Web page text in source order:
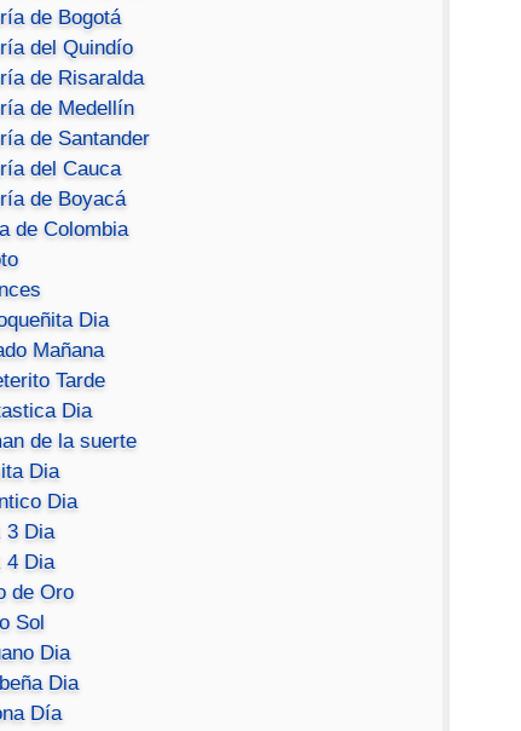
de Bogotá
del Quindío
de Risaralda
de Medellín
de Santander
del Cauca
de Boyacá
de Colombia
Dia
Mañana
Tarde
Dia
de la suerte
Dia
Dia
3 Dia
4 Dia
de Oro
Sol
Dia
Dia
Día